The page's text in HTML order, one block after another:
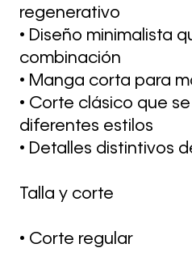
regenerativo
• Diseño minimalista
combinación
• Manga corta para
• Corte clásico que
diferentes estilos
• Detalles distintivos
Talla y corte
• Corte regular